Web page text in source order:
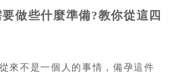
做些什麼準備?教你從這四
來不是一個人的事情，備孕這件